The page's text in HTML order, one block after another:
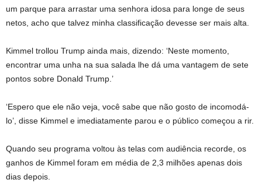
um parque para arrastar uma senhora idosa para longe de seus
netos, acho que talvez minha classificação devesse ser mais alta.
Kimmel trollou Trump ainda mais, dizendo: ‘Neste momento,
encontrar uma unha na sua salada lhe dá uma vantagem de sete
pontos sobre Donald Trump.’
‘Espero que ele não veja, você sabe que não gosto de incomodá-
lo’, disse Kimmel e imediatamente parou e o público começou a rir.
Quando seu programa voltou às telas com audiência recorde, os
ganhos de Kimmel foram em média de 2,3 milhões apenas dois
dias depois.